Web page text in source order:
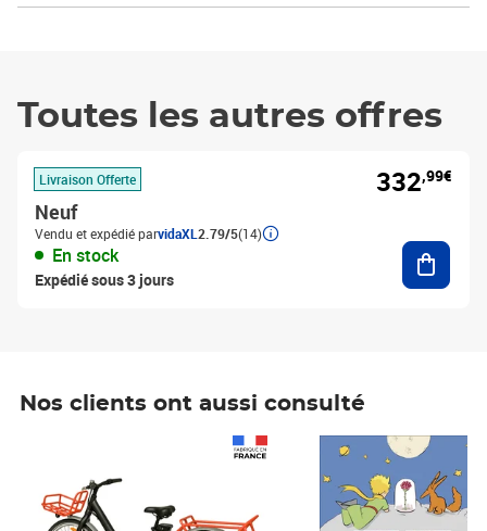
Toutes les autres offres
Livraison Offerte
Neuf
Vendu et expédié parvidaXL 2.79/5(14)
En stock
Expédié sous 3 jours
332,99€
Nos clients ont aussi consulté
Prix 7,50€